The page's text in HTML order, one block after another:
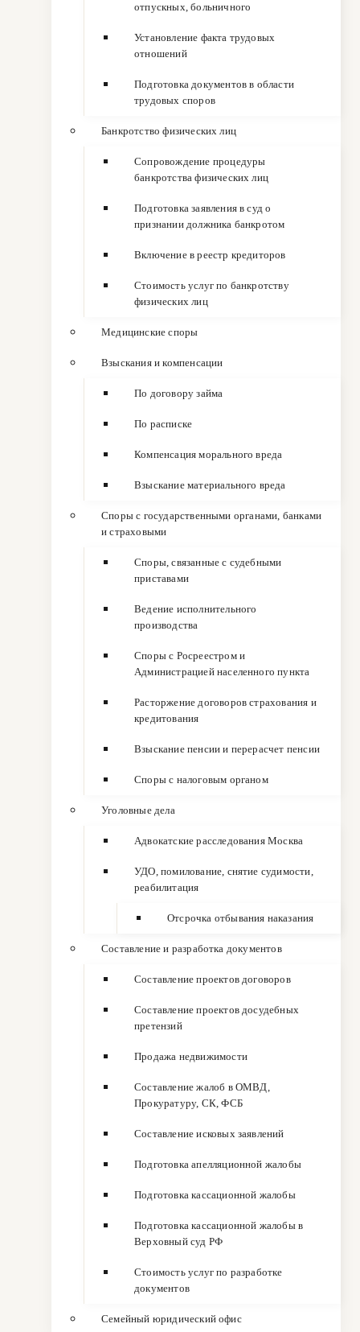
отпускных, больничного
Установление факта трудовых
отношений
Подготовка документов в области
трудовых споров
Банкротство физических лиц
Сопровождение процедуры
банкротства физических лиц
Подготовка заявления в суд о
признании должника банкротом
Включение в реестр кредиторов
Стоимость услуг по банкротству
физических лиц
Медицинские споры
Взыскания и компенсации
По договору займа
По расписке
Компенсация морального вреда
Взыскание материального вреда
Споры с государственными органами, банками
и страховыми
Споры, связанные с судебными
приставами
Ведение исполнительного
производства
Споры с Росреестром и
Администрацией населенного пункта
Расторжение договоров страхования и
кредитования
Взыскание пенсии и перерасчет пенсии
Споры с налоговым органом
Уголовные дела
Адвокатские расследования Москва
УДО, помилование, снятие судимости,
реабилитация
Отсрочка отбывания наказания
Составление и разработка документов
Составление проектов договоров
Составление проектов досудебных
претензий
Продажа недвижимости
Составление жалоб в ОМВД,
Прокуратуру, СК, ФСБ
Составление исковых заявлений
Подготовка апелляционной жалобы
Подготовка кассационной жалобы
Подготовка кассационной жалобы в
Верховный суд РФ
Стоимость услуг по разработке
документов
Семейный юридический офис